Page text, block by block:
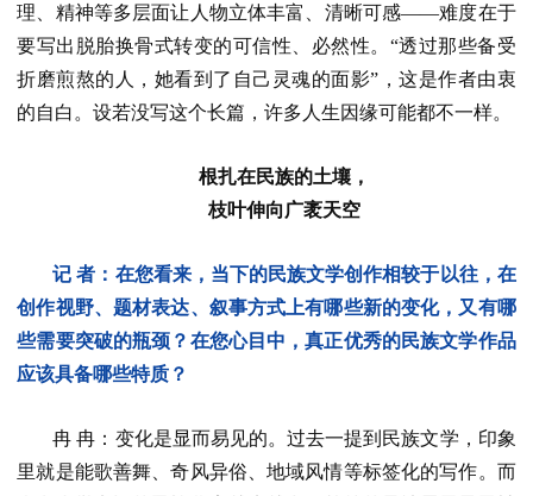
理、精神等多层面让人物立体丰富、清晰可感——难度在于
要写出脱胎换骨式转变的可信性、必然性。“透过那些备受
折磨煎熬的人，她看到了自己灵魂的面影”，这是作者由衷
的自白。设若没写这个长篇，许多人生因缘可能都不一样。
根扎在民族的土壤，
枝叶伸向广袤天空
记 者：在您看来，当下的民族文学创作相较于以往，在
创作视野、题材表达、叙事方式上有哪些新的变化，又有哪
些需要突破的瓶颈？在您心目中，真正优秀的民族文学作品
应该具备哪些特质？
冉 冉：变化是显而易见的。过去一提到民族文学，印象
里就是能歌善舞、奇风异俗、地域风情等标签化的写作。而